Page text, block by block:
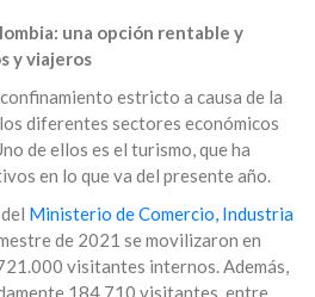
una opción rentable y
y viajeros
estricto a causa de la
diferentes sectores económicos
de ellos es el turismo, que ha
en lo que va del presente año.
Ministerio de Comercio, Industria
de 2021 se movilizaron en
visitantes internos. Además,
184.710 visitantes, entre